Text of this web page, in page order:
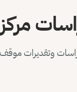
وتقديرات